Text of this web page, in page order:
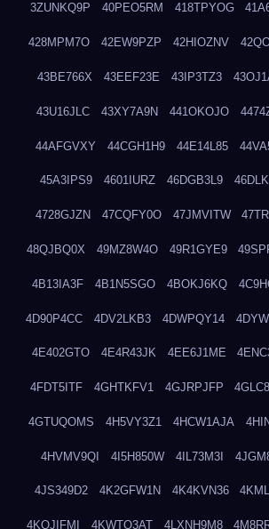
3ZUNKQ9P 40PEO5RM 418TPYOG
428MPM7O 42EW9PZP 42HIOZNV
43BE766X 43EEF23E 43IP3TZ3
43U16JLC 43XY7A9N 441OKOJO
44AFGVXY 44CGH1H9 44E14L85
45A3IPS9 4601IURZ 46DGB3L9
4728GJZN 47CQFY0O 47JMVITW
48QJBQ0X 49MZ8W4O 49R1GYE9
4B13IA3F 4B1N5SGO 4BOKJ6KQ
4D90P4CC 4DV2LKB3 4DWPQY14
4E402GTO 4E4R43JK 4EE6J1ME
4FDT5ITF 4GHTKFV1 4GJRPJFP
4GTUQOMS 4H5VY3Z1 4HCW1AJA
4HVMV9QI 4I5H850W 4IL73M3I
4JS349D2 4K2GFW1N 4K4KVN36
4KQJIFMI 4KWTO3AT 4LXNH9M8